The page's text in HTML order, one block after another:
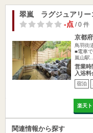
翠嵐 ラグジュアリ
-点/ 0 件
京都
鳥羽街
■電車
嵐山駅…
営業時
入浴料
宿泊
楽天
関連情報から探す